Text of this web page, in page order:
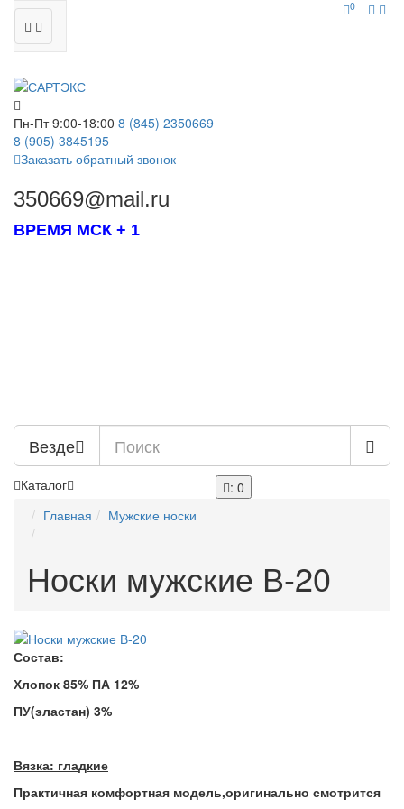
0
Пн-Пт 9:00-18:00 8 (845) 2350669
8 (905) 3845195
Заказать обратный звонок
350669@mail.ru
ВРЕМЯ МСК + 1
Везде
Каталог
: 0
Главная
Мужские носки
Носки мужские В-20
Состав:
Хлопок 85% ПА 12%
ПУ(эластан) 3%
Вязка: гладкие
Практичная комфортная модель,оригинально смотрится